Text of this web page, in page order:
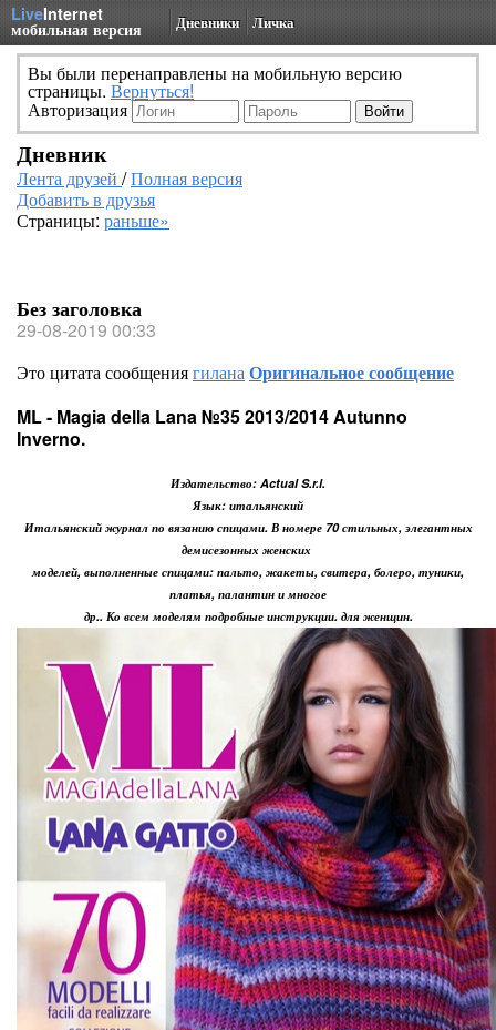
LiveInternet
мобильная версия Дневники Личка
Вы были перенаправлены на мобильную версию
страницы. Вернуться!
Авторизация
Дневник
Лента друзей /Полная версия
Добавить в друзья
Страницы: раньше»
Без заголовка
29-08-2019 00:33
Это цитата сообщениягиланаОригинальное сообщение
ML - Magia della Lana №35 2013/2014 Autunno
Inverno.
Издательство: Actual S.r.l.
Язык: итальянский
Итальянский журнал по вязанию спицами. В номере 70 стильных, элегантных
демисезонных женских
моделей, выполненные спицами: пальто, жакеты, свитера, болеро, туники,
платья, палантин и многое
др.. Ко всем моделям подробные инструкции. для женщин.